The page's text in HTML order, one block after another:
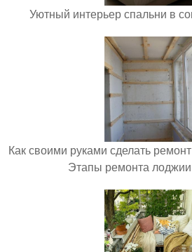
Уютный интерьер спальни в
Как своими руками сделать
Этапы ремонта